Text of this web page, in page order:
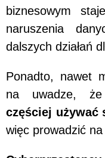
biznesowym
naruszenia
dalszych działań
Ponadto, nawet
na uwadze,
częściej używać
więc prowadzić